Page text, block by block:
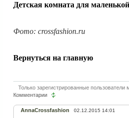
Детская комната для
Фото: crossfashion.ru
Вернуться на главную
Только зарегистрированные пользователи
Комментарии
AnnaCrossfashion 02.12.2015 14:01